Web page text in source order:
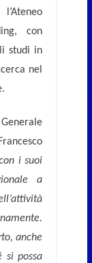
con
studi in
nel
i suoi
a
anche
si possa